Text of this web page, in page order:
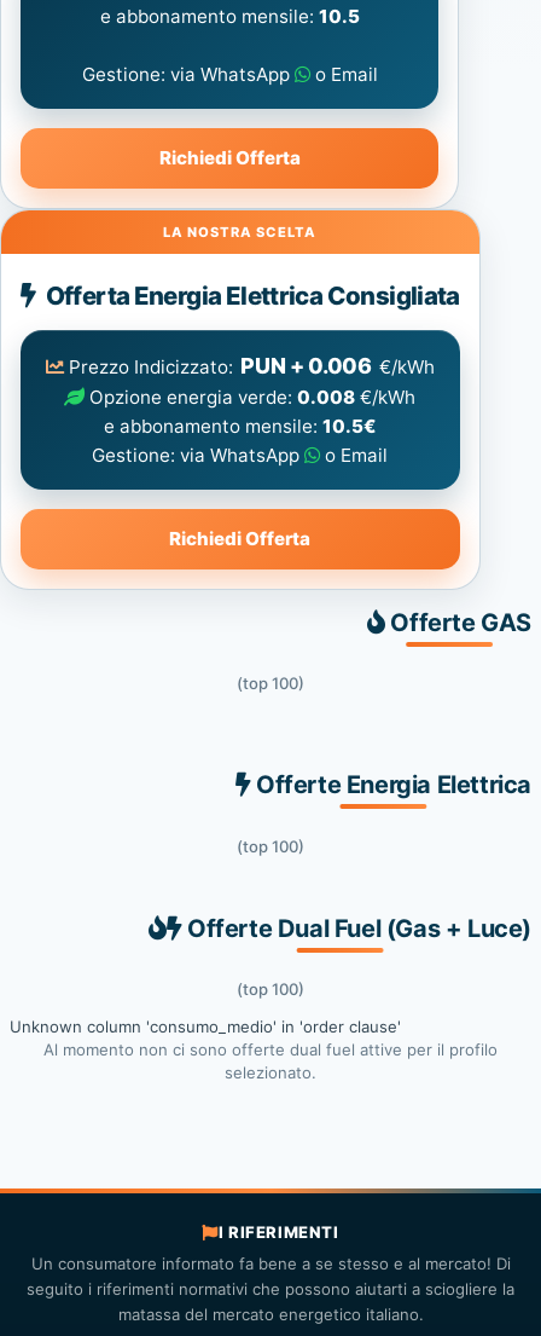
e abbonamento mensile: 10.5
Gestione: via WhatsApp o Email
Richiedi Offerta
Energia
Elettrica
consigliata
Offerta Energia Elettrica Consigliata
Prezzo Indicizzato: PUN + 0.006 €/kWh
Opzione energia verde:0.008 €/kWh
e abbonamento mensile: 10.5€
Gestione: via WhatsApp
o Email
Richiedi Offerta
Offerte GAS
(top 100)
Offerte Energia Elettrica
(top 100)
Offerte Dual Fuel (Gas + Luce)
(top 100)
Unknown column 'consumo_medio' in 'order clause'
Al momento non ci sono offerte dual fuel attive per il profilo
selezionato.
I RIFERIMENTI
Un consumatore informato fa bene a se stesso e al mercato! Di
seguito i riferimenti normativi che possono aiutarti a sciogliere la
matassa del mercato energetico italiano.